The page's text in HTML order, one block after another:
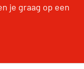
je graag op een